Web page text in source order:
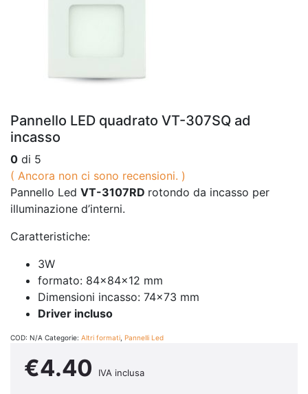
Pannello LED quadrato VT-307SQ ad
incasso
0 di 5
( Ancora non ci sono recensioni. )
Pannello Led VT-3107RD rotondo da incasso per
illuminazione d’interni.
Caratteristiche:
3W
formato: 84x84x12 mm
Dimensioni incasso: 74×73 mm
Driver incluso
COD: N/A Categorie: Altri formati Pannelli Led
€4.40 IVA inclusa